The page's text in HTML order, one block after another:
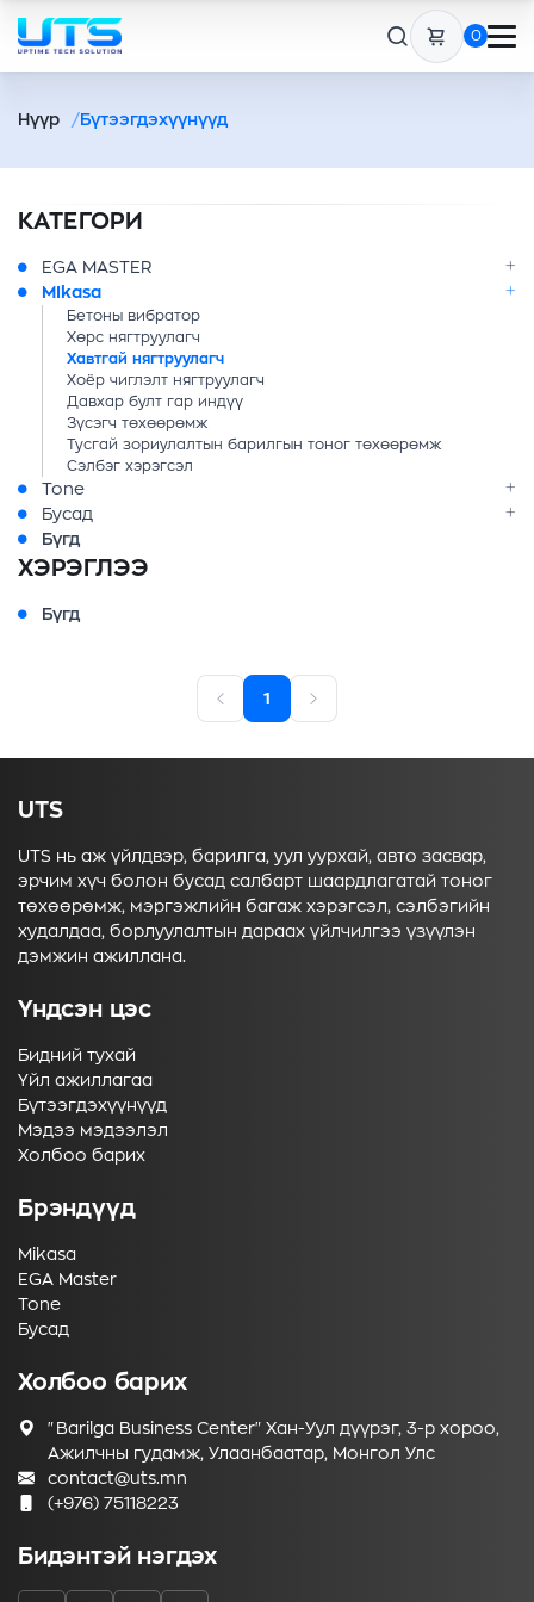
0
Нүүр Бүтээгдэхүүнүүд
КАТЕГОРИ
EGA MASTER
MIkasa
Бетоны вибратор
Хөрс нягтруулагч
Хавтгай нягтруулагч
Хоёр чиглэлт нягтруулагч
Давхар булт гар индүү
Зүсэгч төхөөрөмж
Тусгай зориулалтын барилгын тоног төхөөрөмж
Сэлбэг хэрэгсэл
Tone
Бусад
Бүгд
ХЭРЭГЛЭЭ
Бүгд
1
UTS
UTS нь аж үйлдвэр, барилга, уул уурхай, авто засвар,
эрчим хүч болон бусад салбарт шаардлагатай тоног
төхөөрөмж, мэргэжлийн багаж хэрэгсэл, сэлбэгийн
худалдаа, борлуулалтын дараах үйлчилгээ үзүүлэн
дэмжин ажиллана.
Үндсэн цэс
Бидний тухай
Үйл ажиллагаа
Бүтээгдэхүүнүүд
Мэдээ мэдээлэл
Холбоо барих
Брэндүүд
Mikasa
EGA Master
Tone
Бусад
Холбоо барих
"Barilga Business Center" Хан-Уул дүүрэг, 3-р хороо,
Ажилчны гудамж, Улаанбаатар, Монгол Улс
contact@uts.mn
(+976) 75118223
Бидэнтэй нэгдэх